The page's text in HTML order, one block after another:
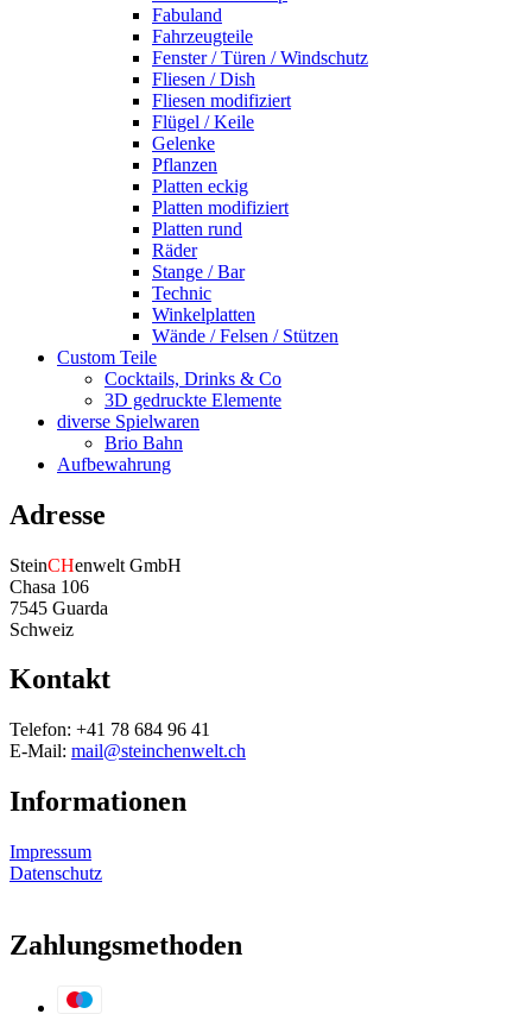
Fabuland
Fahrzeugteile
Fenster / Türen / Windschutz
Fliesen / Dish
Fliesen modifiziert
Flügel / Keile
Gelenke
Pflanzen
Platten eckig
Platten modifiziert
Platten rund
Räder
Stange / Bar
Technic
Winkelplatten
Wände / Felsen / Stützen
Custom Teile
Cocktails, Drinks & Co
3D gedruckte Elemente
diverse Spielwaren
Brio Bahn
Aufbewahrung
Adresse
SteinCHenwelt GmbH
Chasa 106
7545 Guarda
Schweiz
Kontakt
Telefon: +41 78 684 96 41
E-Mail: mail@steinchenwelt.ch
Informationen
Impressum
Datenschutz
Zahlungsmethoden